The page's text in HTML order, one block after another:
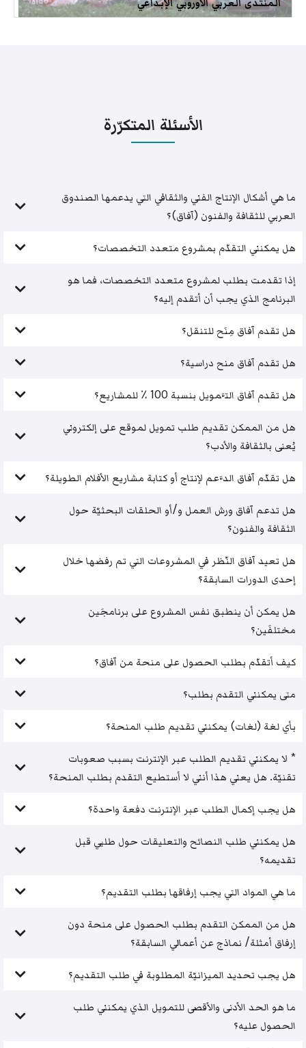
الأسئلة المتكرّرة
ما هي أشكال الإنتاج الفني والثقافي التي يدعمها الصندوق
العربي للثقافة والفنون (آفاق)؟
هل يمكنني التقدّم بمشروع متعدد التخصصات؟
إذا تقدمت بطلب لمشروع متعدد التخصصات، فما هو
البرنامج الذي يجب أن أتقدم إليه؟
هل تقدم آفاق مِنَح للتنقل؟
هل تقدم آفاق منح دراسية؟
هل تقدم آفاق التَّمويل بنسبة 100 ٪ للمشاريع؟
هل من الممكن تقديم طلب تمويل لموقع على إلكتروني
يُعنى بالثقافة والأدب؟
هل تقدّم آفاق الدَّعم لإنتاج أو كتابة مشاريع الأفلام الطويلة؟
هل تدعم آفاق ورش العمل و/أو الحلقات البحثيّة حول
الثقافة والفنون؟
هل تعيد آفاق النّظر في المشروعات التي تم رفضها خلال
إحدى الدورات السابقة؟
هل يمكن أن ينطبق نفس المشروع على برنامجَين
مختلفَين؟
كيف أتقدّم بطلب الحصول على منحة من آفاق؟
متى يمكنني التقدم بطلب؟
بأي لغة (لغات) يمكنني تقديم طلب المنحة؟
* لا يمكنني تقديم الطلب عبر الإنترنت بسبب صعوبات
تقنيّة. هل يعني هذا أنني لا أستطيع التقدم بطلب المنحة؟
هل يجب إكمال الطلب عبر الإنترنت دفعة واحدة؟
هل يمكنني طلب النصائح والتعليقات حول طلبي قبل
تقديمه؟
ما هي المواد التي يجب إرفاقها بطلب التقديم؟
هل من الممكن التقدم بطلب الحصول على منحة دون
إرفاق أمثلة/ نماذج عن أعمالي السابقة؟
هل يجب تحديد الميزانيّة المطلوبة في طلب التقديم؟
ما هو الحد الأدنى والأقصى للتمويل الذي يمكنني طلب
الحصول عليه؟